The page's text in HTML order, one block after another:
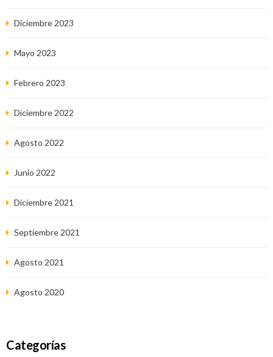
Diciembre 2023
Mayo 2023
Febrero 2023
Diciembre 2022
Agosto 2022
Junio 2022
Diciembre 2021
Septiembre 2021
Agosto 2021
Agosto 2020
Categorías